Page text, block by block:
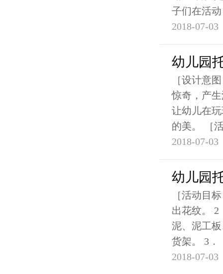
子们在活动
2018-07-03
幼儿园
［设计意
惊奇，产
让幼儿在
的美。 ［
2018-07-03
幼儿园
［活动目
出花纹。 2
泥、泥工
货架。 3．
2018-07-03